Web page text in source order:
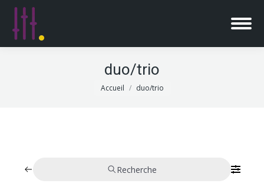
duo/trio
Vous êtes ici :
Accueil duo/trio
Recherche